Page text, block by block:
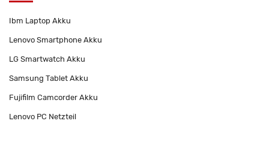
Ibm Laptop Akku
Lenovo Smartphone Akku
LG Smartwatch Akku
Samsung Tablet Akku
Fujifilm Camcorder Akku
Lenovo PC Netzteil